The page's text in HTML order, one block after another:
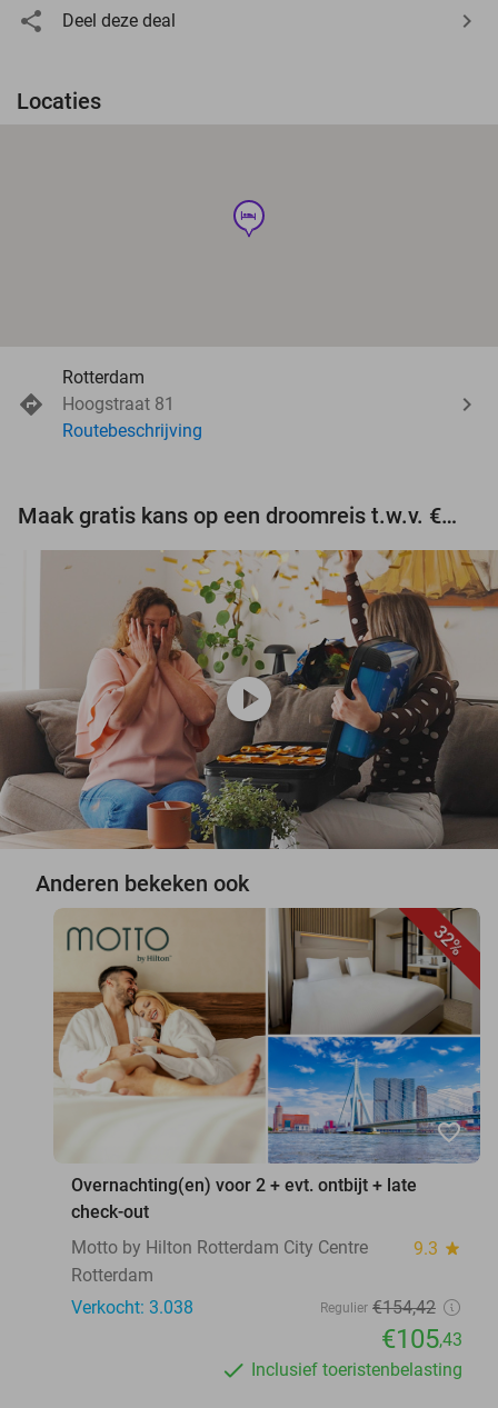
Deel deze deal
Locaties
hotel
Rotterdam
Hoogstraat 81
Routebeschrijving
Maak gratis kans op een droomreis t.w.v. €3.000!
play_circle
Anderen bekeken ook
32%
favorite_border
Overnachting(en) voor 2 + evt. ontbijt + late
check-out
Motto by Hilton Rotterdam City Centre
9.3 star
Rotterdam
Verkocht: 3.038
Regulier €154,42
€105,43
Inclusief toeristenbelasting